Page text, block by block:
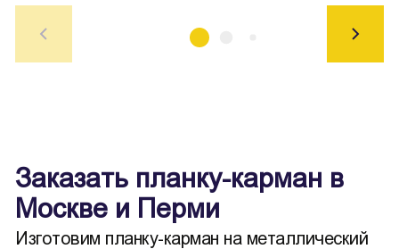
Заказать планку-карман в
Москве и Перми
Изготовим планку-карман на металлический